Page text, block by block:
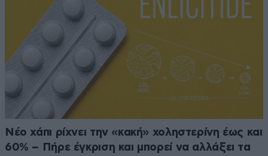
Νέο χάπι ρίχνει την «κακή» χοληστερίνη έως και
60% – Πήρε έγκριση και μπορεί να αλλάξει τα